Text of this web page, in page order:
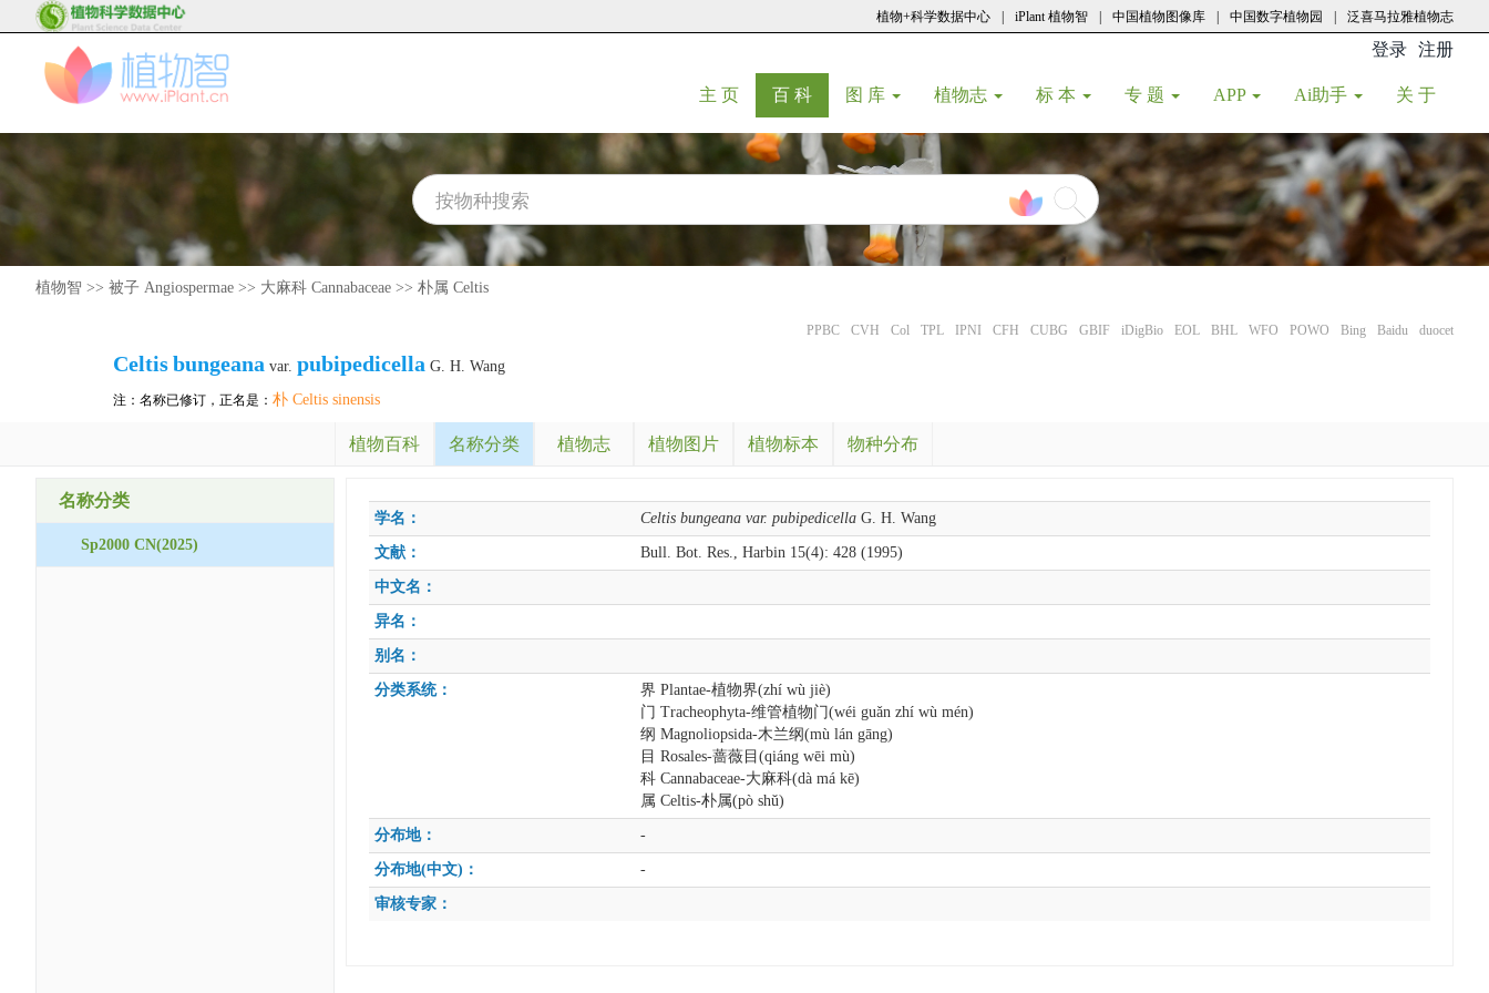
植物+科学数据中心 iPlant 植物智 中国植物图像库 中国数字植物园 泛喜马拉雅植物志
登录 注册
主 页(current)
百 科(current)
图 库 植物志 标 本 专 题 APP Ai助手 关 于
植物智 >> 被子 Angiospermae >> 大麻科 Cannabaceae >> 朴属 Celtis
PPBC CVH Col TPL IPNI CFH CUBG GBIF iDigBio EOL BHL WFO POWO Bing Baidu duocet
Celtisbungeana var. pubipedicella G. H. Wang
注：名称已修订，正名是： 朴 Celtis sinensis
植物百科 名称分类 植物志 植物图片 植物标本 物种分布
名称分类
Sp2000 CN(2025)
学名： Celtis bungeana var. pubipedicella G. H. Wang
文献： Bull. Bot. Res., Harbin 15(4): 428 (1995)
中文名：
异名：
别名：
分类系统：
界 Plantae-植物界(zhí wù jiè)
门 Tracheophyta-维管植物门(wéi guǎn zhí wù mén)
纲 Magnoliopsida-木兰纲(mù lán gāng)
目 Rosales-蔷薇目(qiáng wēi mù)
科 Cannabaceae-大麻科(dà má kē)
属 Celtis-朴属(pò shǔ)
分布地： -
分布地(中文)： -
审核专家：